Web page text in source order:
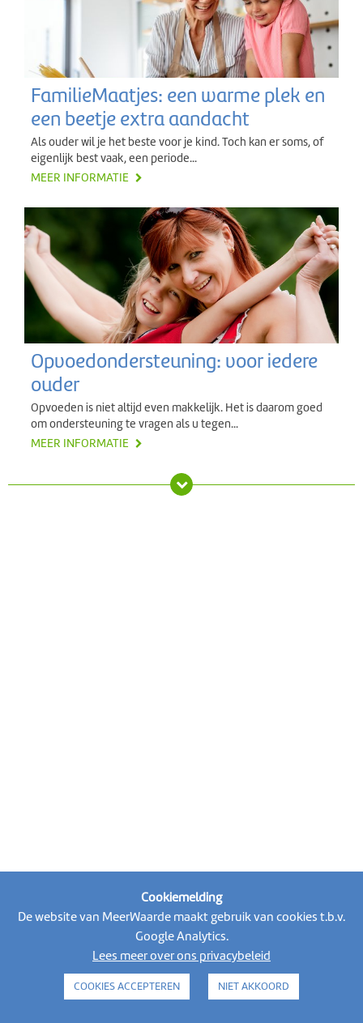
FamilieMaatjes: een warme plek en
een beetje extra aandacht
Als ouder wil je het beste voor je kind. Toch kan er soms, of
eigenlijk best vaak, een periode...
MEER INFORMATIE
Opvoedondersteuning: voor iedere
ouder
Opvoeden is niet altijd even makkelijk. Het is daarom goed
om ondersteuning te vragen als u tegen...
MEER INFORMATIE
Volg MeerWaarde op social media
Cookiemelding
De website van MeerWaarde maakt gebruik van cookies t.b.v.
Google Analytics.
Lees meer over ons privacybeleid
COOKIES ACCEPTEREN NIET AKKOORD